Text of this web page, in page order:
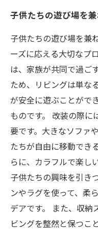
子供たちの遊び場を
子供たちの遊び場を兼
ーズに応える大切なプ
は、家族が共同で過ご
ため、リビングは単な
が安全に遊ぶことがで
ものです。 改装の際に
要です。大きなソファ
たちが自由に移動でき
らに、カラフルで楽し
子供たちの興味を引き
ンやラグを使って、柔
デアです。 また、収納
ビングを整然と保つこ